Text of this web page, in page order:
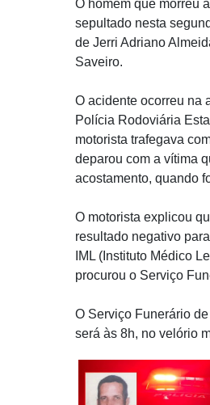
O homem que morreu
sepultado nesta
de Jerri Adriano
Saveiro.
O acidente ocorreu na
Polícia Rodoviária
motorista trafegava
deparou com a vítima
acostamento, quando
O motorista explicou
resultado negativo
IML (Instituto Médico
procurou o Serviço
O Serviço Funerário
será às 8h, no velório